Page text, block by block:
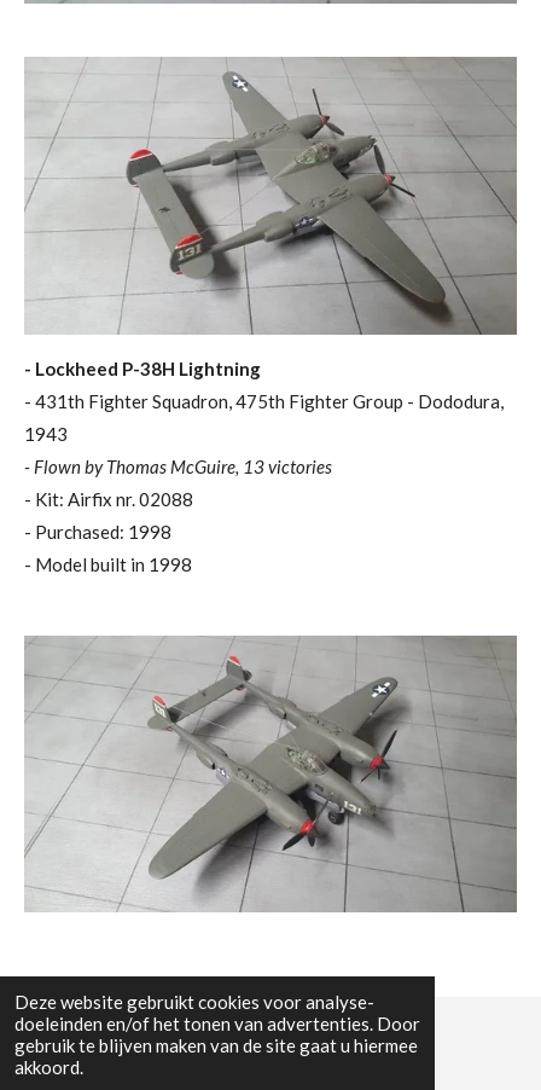
Deze website gebruikt cookies voor analyse-
doeleinden en/of het tonen van advertenties. Door
gebruik te blijven maken van de site gaat u hiermee
akkoord.
- Lockheed P-38H Lightning
- 431th Fighter Squadron, 475th Fighter Group - Dododura,
1943
- Flown by Thomas McGuire, 13 victories
- Kit: Airfix nr. 02088
- Purchased: 1998
- Model built in 1998
© All the pictures on this website are copywright protected